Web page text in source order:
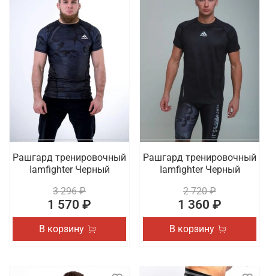
Рашгард тренировочный
Iamfighter Черный
3 296 ₽
1 570 ₽
В корзину
Рашгард тренировочный
Iamfighter Черный
2 720 ₽
1 360 ₽
В корзину